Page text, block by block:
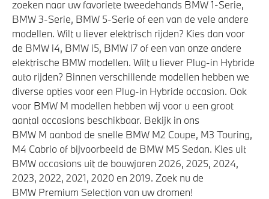
zoeken naar uw favoriete tweedehands BMW 1-Serie,
BMW 3-Serie, BMW 5-Serie of een van de vele andere
modellen. Wilt u liever elektrisch rijden? Kies dan voor
de BMW i4, BMW i5, BMW i7 of een van onze andere
elektrische BMW modellen. Wilt u liever Plug-in Hybride
auto rijden? Binnen verschillende modellen hebben we
diverse opties voor een Plug-in Hybride occasion. Ook
voor BMW M modellen hebben wij voor u een groot
aantal occasions beschikbaar. Bekijk in ons
BMW M aanbod de snelle BMW M2 Coupe, M3 Touring,
M4 Cabrio of bijvoorbeeld de BMW M5 Sedan. Kies uit
BMW occasions uit de bouwjaren 2026, 2025, 2024,
2023, 2022, 2021, 2020 en 2019. Zoek nu de
BMW Premium Selection van uw dromen!